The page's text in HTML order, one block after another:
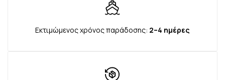
Εκτιμώμενος χρόνος παράδοσης: 2–4 ημέρες